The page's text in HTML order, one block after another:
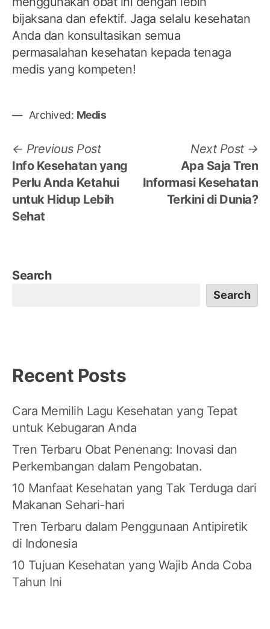
bijaksana dan efektif. Jaga selalu kesehatan
Anda dan konsultasikan semua
permasalahan kesehatan kepada tenaga
medis yang kompeten!
Archived: Medis
Post
navigation
Previous PostPrevious
post:
Info Kesehatan yang
Perlu Anda Ketahui
untuk Hidup Lebih
Sehat
Next Post
Apa Saja Tren
Informasi Kesehatan
Terkini di Dunia?
Search
Search
Recent Posts
Cara Memilih Lagu Kesehatan yang Tepat
untuk Kebugaran Anda
Tren Terbaru Obat Penenang: Inovasi dan
Perkembangan dalam Pengobatan.
10 Manfaat Kesehatan yang Tak Terduga dari
Makanan Sehari-hari
Tren Terbaru dalam Penggunaan Antipiretik
di Indonesia
10 Tujuan Kesehatan yang Wajib Anda Coba
Tahun Ini